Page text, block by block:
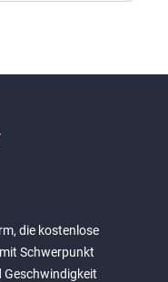
die kostenlose
Schwerpunkt